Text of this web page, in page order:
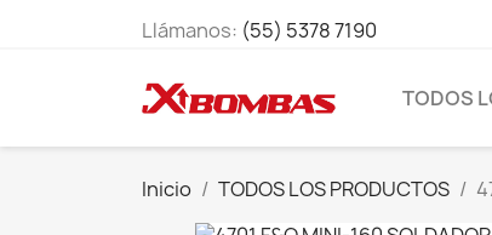
Llámanos: (55) 5378 7190
TODOS
Inicio TODOS LOS PRODUCTOS